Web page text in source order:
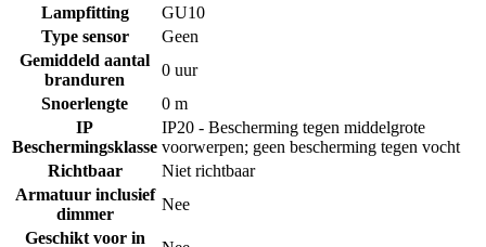
Lampfitting
GU10
Type sensor
Geen
Gemiddeld aantal
branduren
0 uur
Snoerlengte
0 m
IP
Beschermingsklasse
IP20 - Bescherming tegen middelgrote
voorwerpen; geen bescherming tegen vocht
Richtbaar
Niet richtbaar
Armatuur inclusief
dimmer
Nee
Geschikt voor in